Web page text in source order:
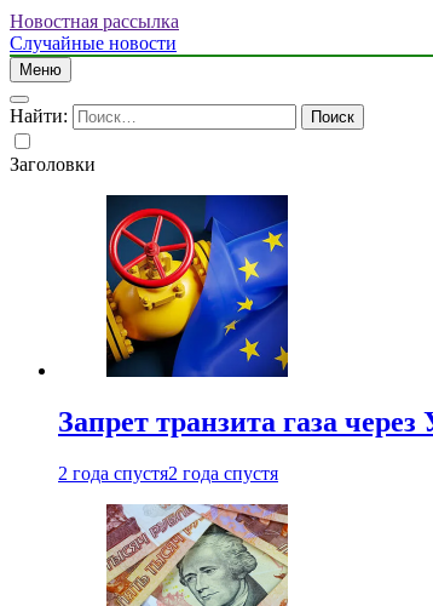
Новостная рассылка
Случайные новости
Меню
Найти:
Заголовки
Запрет транзита газа
2 года спустя2 года спустя